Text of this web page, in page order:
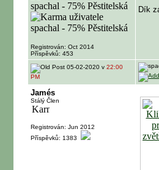
Registrován: Oct 2014
Příspěvků: 453
Dík
05-02-2020 v 22:00
PM
Jamés
Stálý Člen
Registrován: Jun 2012
Příspěvků: 1383